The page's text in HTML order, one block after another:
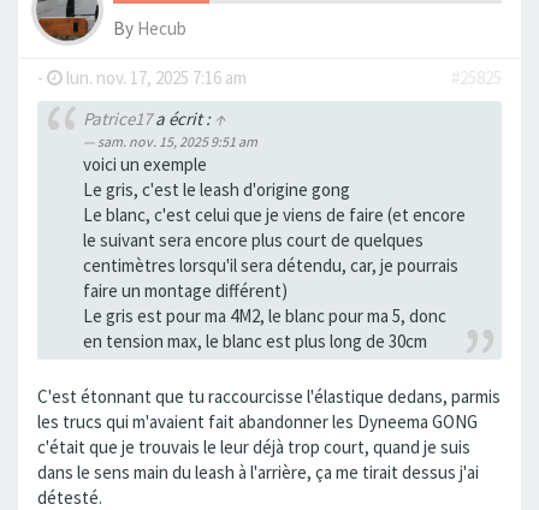
By Hecub
- lun. nov. 17, 2025 7:16 am
#25825
Patrice17a écrit : ↑
sam. nov. 15, 2025 9:51 am
voici un exemple
Le gris, c'est le leash d'origine gong
Le blanc, c'est celui que je viens de faire (et encore
le suivant sera encore plus court de quelques
centimètres lorsqu'il sera détendu, car, je pourrais
faire un montage différent)
Le gris est pour ma 4M2, le blanc pour ma 5, donc
en tension max, le blanc est plus long de 30cm
C'est étonnant que tu raccourcisse l'élastique dedans, parmis
les trucs qui m'avaient fait abandonner les Dyneema GONG
c'était que je trouvais le leur déjà trop court, quand je suis
dans le sens main du leash à l'arrière, ça me tirait dessus j'ai
détesté.